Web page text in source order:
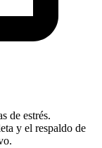
de estrés.
y el respaldo de